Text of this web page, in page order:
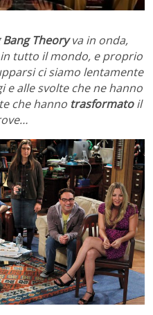
Bang Theoryva in onda,
tutto il mondo, e proprio
ci siamo lentamente
e alle svolte che ne hanno
che hanno trasformatoil